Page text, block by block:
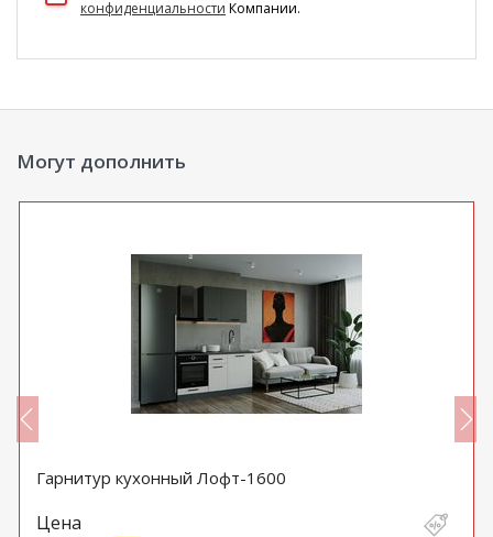
конфиденциальности Компании.
Могут дополнить
Гарнитур кухонный Лофт-1600
Цена